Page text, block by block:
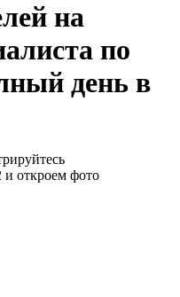
на
по
день в
и откроем фото